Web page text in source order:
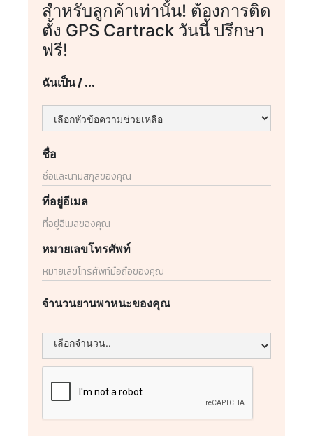
สำหรับลูกค้าเท่านั้น! ต้องการติด
ตั้ง GPS Cartrack วันนี้ ปรึกษา
ฟรี!
ฉันเป็น / ...
ชื่อ
ที่อยู่อีเมล
หมายเลขโทรศัพท์
จำนวนยานพาหนะของคุณ